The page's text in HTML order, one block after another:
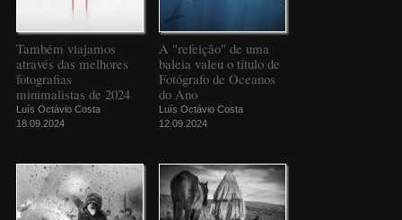
Também viajamos
através das melhores
fotografias
minimalistas de 2024
Luís Octávio Costa
18.09.2024
A "refeição" de uma
baleia valeu o título de
Fotógrafo de Oceanos
do Ano
Luís Octávio Costa
12.09.2024